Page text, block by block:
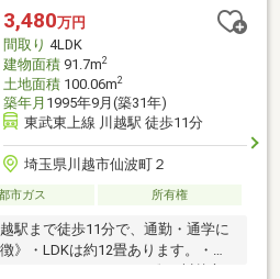
お手伝いします ━━━━━・・・物
問い合わせください。
3,480万円
間取り 4LDK
建物面積91.7m2
土地面積100.06m2
築年月 1995年9月(築31年)
東武東上線 川越駅 徒歩11分
埼玉県川越市仙波町２
市ガス 所有権
駅まで徒歩11分で、通勤・通学に
》・LDKは約12畳あります。・各